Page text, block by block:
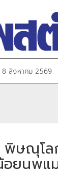
8 สิงหาคม 2569
พิษณุโ
ยนพแ